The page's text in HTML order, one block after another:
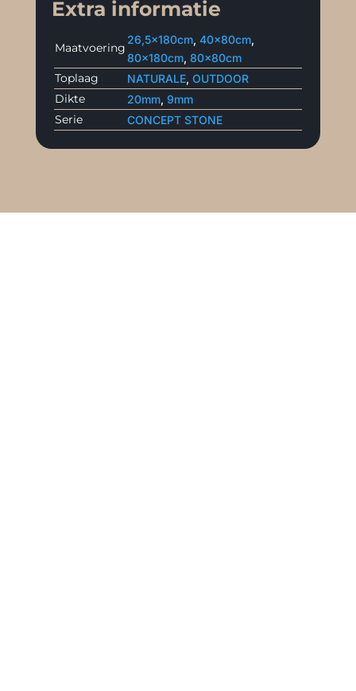
Extra informatie
Maatvoering
26,5x180cm, 40x80cm,
80x180cm, 80x80cm
Toplaag NATURALE, OUTDOOR
Dikte 20mm, 9mm
Serie CONCEPT STONE